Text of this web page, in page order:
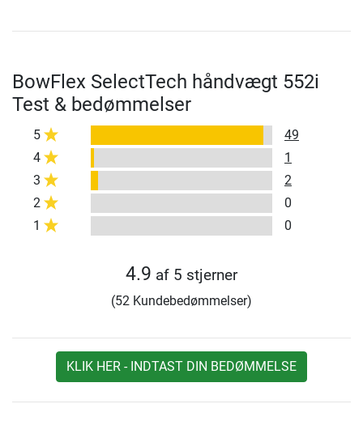
BowFlex SelectTech håndvægt 552i
Test & bedømmelser
5
49
4
1
3
2
2
0
1
0
4.9 af 5 stjerner
(52 Kundebedømmelser)
KLIK HER - INDTAST DIN BEDØMMELSE